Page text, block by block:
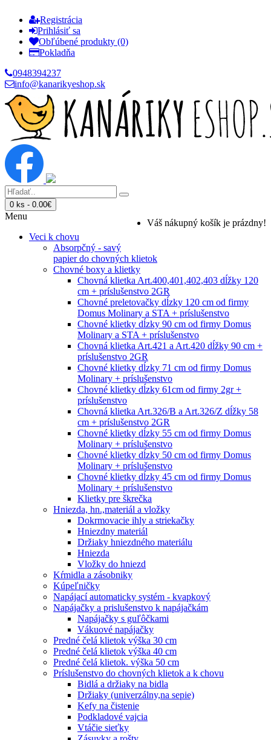
Registrácia
Prihlásiť sa
Obľúbené produkty (0)
Pokladňa
0948394237
info@kanarikyeshop.sk
0 ks - 0.00€
Váš nákupný košík je prázdny!
Menu
Veci k chovu
Absorpčný - savý
papier do chovných klietok
Chovné boxy a klietky
Chovná klietka Art.400,401,402,403 dĺžky 120
cm + príslušenstvo 2GR
Chovné preletovačky dĺzky 120 cm od firmy
Domus Molinary a STA + príslušenstvo
Chovné klietky dĺzky 90 cm od firmy Domus
Molinary a STA + príslušenstvo
Chovná klietka Art.421 a Art.420 dĺžky 90 cm +
príslušenstvo 2GR
Chovné klietky dĺzky 71 cm od firmy Domus
Molinary + príslušenstvo
Chovné klietky dĺzky 61cm od firmy 2gr +
príslušenstvo
Chovná klietka Art.326/B a Art.326/Z dĺžky 58
cm + príslušenstvo 2GR
Chovné klietky dĺzky 55 cm od firmy Domus
Molinary + príslušenstvo
Chovné klietky dĺzky 50 cm od firmy Domus
Molinary + príslušenstvo
Chovné klietky dĺzky 45 cm od firmy Domus
Molinary + príslušenstvo
Klietky pre škrečka
Hniezda, hn.,materiál a vložky
Dokrmovacie ihly a striekačky
Hniezdny materiál
Držiaky hniezdného materiálu
Hniezda
Vložky do hniezd
Kŕmidla a zásobniky
Kúpeľničky
Napájací automaticky systém - kvapkový
Napájačky a prislušenstvo k napájačkám
Napájačky s guľôčkami
Vákuové napájačky
Predné čelá klietok výška 30 cm
Predné čelá klietok výška 40 cm
Predné čelá klietok. výška 50 cm
Príslušenstvo do chovných klietok a k chovu
Bidlá a držiaky na bidla
Držiaky (univerzálny,na sepie)
Kefy na čistenie
Podkladové vajcia
Vtáčie sieťky